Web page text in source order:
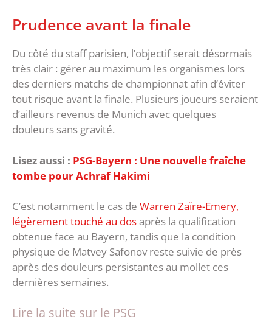
Prudence avant la finale
Du côté du staff parisien, l’objectif serait désormais
très clair : gérer au maximum les organismes lors
des derniers matchs de championnat afin d’éviter
tout risque avant la finale. Plusieurs joueurs seraient
d’ailleurs revenus de Munich avec quelques
douleurs sans gravité.
Lisez aussi : PSG-Bayern : Une nouvelle fraîche
tombe pour Achraf Hakimi
C’est notamment le cas de Warren Zaïre-Emery,
légèrement touché au dosaprès la qualification
obtenue face au Bayern, tandis que la condition
physique de Matvey Safonov reste suivie de près
après des douleurs persistantes au mollet ces
dernières semaines.
Lire la suite sur le PSG